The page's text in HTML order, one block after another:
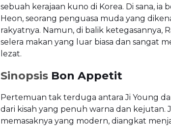
sebuah kerajaan kuno di Korea. Di sana, ia
Heon, seorang penguasa muda yang
rakyatnya. Namun, di balik ketegasannya,
selera makan yang luar biasa dan sangat
lezat.
Sinopsis Bon Appetit
Pertemuan tak terduga antara Ji Young
dari kisah yang penuh warna dan kejutan.
memasaknya yang modern, diangkat